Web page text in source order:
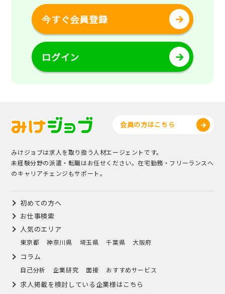
今すぐ会員登録
ログイン
会員の方はこちら
みけジョブは求人を取り扱う人材エージェントです。
未経験分野の派遣・転職はお任せください。在宅勤務・フリーランスへ
のキャリアチェンジもサポート。
初めての方へ
お仕事検索
人気のエリア
東京都 神奈川県 埼玉県 千葉県 大阪府
コラム
自己分析 企業研究 面接 おすすめサービス
求人掲載を検討している企業様はこちら